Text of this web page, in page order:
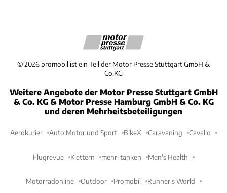
©2026 promobil ist ein Teil der Motor Presse Stuttgart GmbH &
Co.KG
Weitere Angebote der Motor Presse Stuttgart GmbH
& Co. KG & Motor Presse Hamburg GmbH & Co. KG
und deren Mehrheitsbeteiligungen
Aerokurier Auto Motor und Sport BikeX Caravaning Cavallo
Flugrevue Klettern mehr-tanken Men's Health
Motorradonline Outdoor Promobil Runner's World